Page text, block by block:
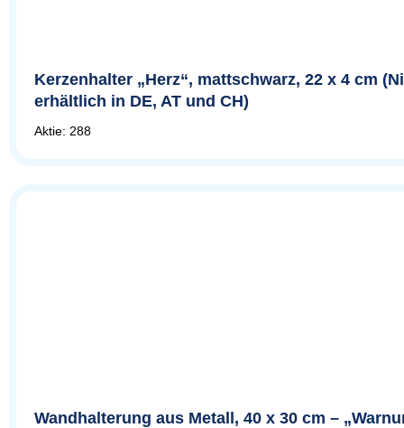
Kerzenhalter „Herz“, mattschwarz, 22 x 4 cm
erhältlich in DE, AT und CH)
Aktie: 288
Wandhalterung aus Metall, 40 x 30 cm –